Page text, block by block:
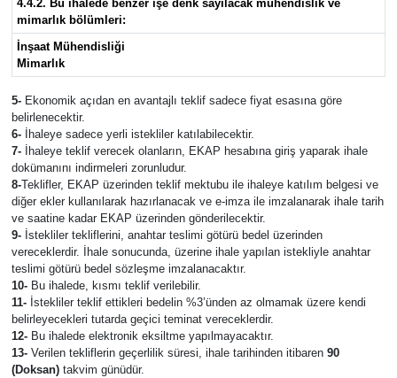
4.4.2. Bu ihalede benzer işe denk sayılacak mühendislik ve
mimarlık bölümleri:
İnşaat Mühendisliği
Mimarlık
5-Ekonomik açıdan en avantajlı teklif sadece fiyat esasına göre
belirlenecektir.
6-İhaleye sadece yerli istekliler katılabilecektir.
7-İhaleye teklif verecek olanların, EKAP hesabına giriş yaparak ihale
dokümanını indirmeleri zorunludur.
8-Teklifler, EKAP üzerinden teklif mektubu ile ihaleye katılım belgesi ve
diğer ekler kullanılarak hazırlanacak ve e-imza ile imzalanarak ihale tarih
ve saatine kadar EKAP üzerinden gönderilecektir.
9-İstekliler tekliflerini, anahtar teslimi götürü bedel üzerinden
vereceklerdir. İhale sonucunda, üzerine ihale yapılan istekliyle anahtar
teslimi götürü bedel sözleşme imzalanacaktır.
10-Bu ihalede, kısmı teklif verilebilir.
11-İstekliler teklif ettikleri bedelin %3’ünden az olmamak üzere kendi
belirleyecekleri tutarda geçici teminat vereceklerdir.
12-Bu ihalede elektronik eksiltme yapılmayacaktır.
13-Verilen tekliflerin geçerlilik süresi, ihale tarihinden itibaren 90
(Doksan)takvim günüdür.